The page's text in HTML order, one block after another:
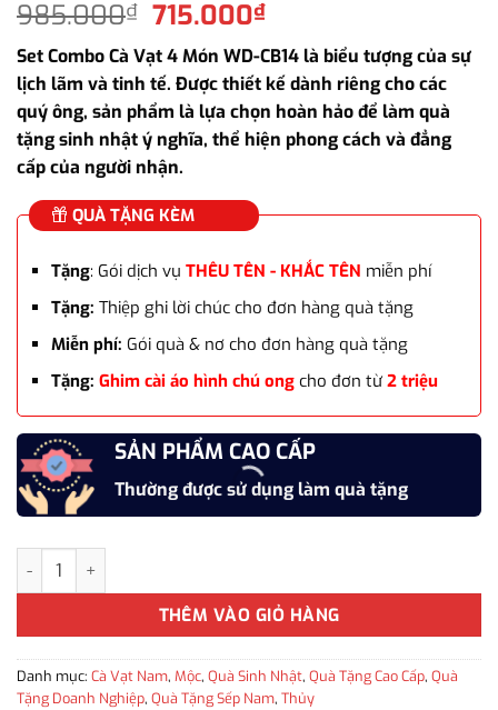
985.000₫ Giá
gốc
là:
985.000₫.
715.000₫Giá
hiện
tại
là:
715.000₫.
Set Combo Cà Vạt 4 Món WD-CB14 là biểu tượng của sự
lịch lãm và tinh tế. Được thiết kế dành riêng cho các
quý ông, sản phẩm là lựa chọn hoàn hảo để làm quà
tặng sinh nhật ý nghĩa, thể hiện phong cách và đẳng
cấp của người nhận.
QUÀ TẶNG KÈM
Tặng: Gói dịch vụ THÊU TÊN - KHẮC TÊN miễn phí
Tặng: Thiệp ghi lời chúc cho đơn hàng quà tặng
Miễn phí: Gói quà & nơ cho đơn hàng quà tặng
Tặng: Ghim cài áo hình chú ongcho đơn từ 2 triệu
SẢN PHẨM CAO CẤP
Thường được sử dụng làm quà tặng
Set Combo cà vạt 4 món cho nam WD-CB14 số lượng
THÊM VÀO GIỎ HÀNG
Danh mục: Cà Vạt Nam, Mộc, Quà Sinh Nhật, Quà Tặng Cao Cấp, Quà
Tặng Doanh Nghiệp, Quà Tặng Sếp Nam, Thủy